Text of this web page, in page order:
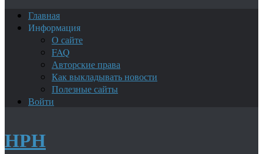
Главная
Информация
О сайте
FAQ
Авторские права
Как выкладывать новости
Полезные сайты
Войти
НРН